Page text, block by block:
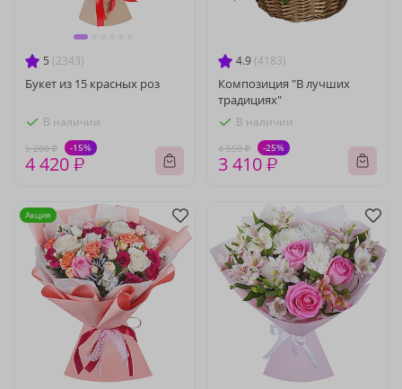
5 (2343)
Букет из 15 красных роз
В наличии
5 200 ₽ -15%
4 420 ₽
4.9 (4183)
Композиция "В лучших
традициях"
В наличии
4 550 ₽ -25%
3 410 ₽
Акция